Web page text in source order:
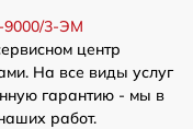
9000/3-ЭМ
центр
На все виды услуг
гарантию - мы в
работ.